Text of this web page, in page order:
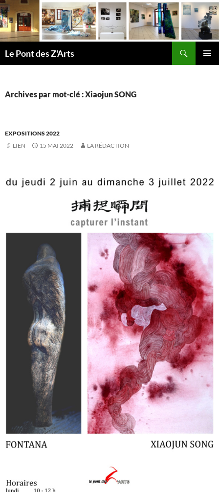
Aller
au
contenu
Le Pont des Z'Arts
Archives par mot-clé : Xiaojun SONG
EXPOSITIONS 2022
LIEN
15 MAI 2022 LA RÉDACTION